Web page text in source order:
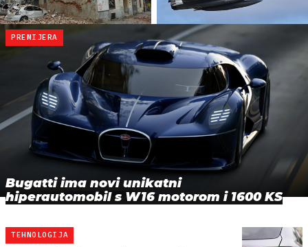
PREMIJERA
Bugatti ima novi unikatni
hiperautomobil s W16 motorom i 1600 KS
TEHNOLOGIJA